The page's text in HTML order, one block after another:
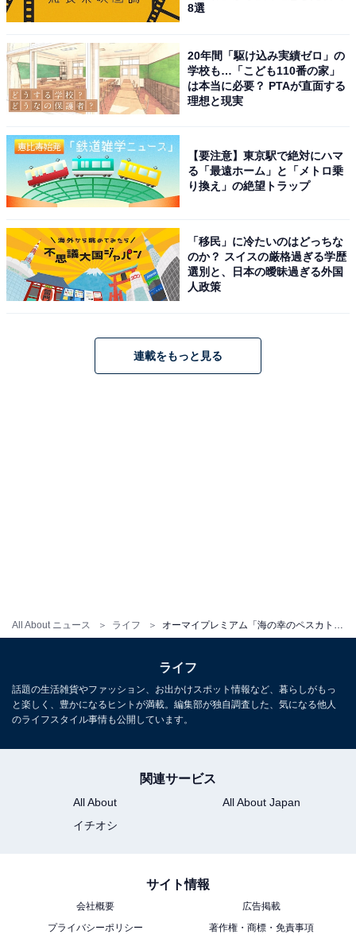
All About ニュース ライフ
松屋「ネギたっぷり旨辛ネギたま牛めし」が今
だけ割引価格に！ とろりとした半熟たまごとソ
ースがたまらない逸品【10月25日のLINEクーポ
ン】
1 2
8選
20年間「駆け込み実績ゼロ」の
学校も…「こども110番の家」
は本当に必要？ PTAが直面する
理想と現実
【要注意】東京駅で絶対にハマ
る「最遠ホーム」と「メトロ乗
り換え」の絶望トラップ
「移民」に冷たいのはどっちな
のか？ スイスの厳格過ぎる学歴
選別と、日本の曖昧過ぎる外国
人政策
連載をもっと見る
ライフ
話題の生活雑貨やファッション、お出かけスポット情報など、暮らしがもっ
と楽しく、豊かになるヒントが満載。編集部が独自調査した、気になる他人
のライフスタイル事情も公開しています。
関連サービス
All About
All About Japan
イチオシ
サイト情報
会社概要
広告掲載
プライバシーポリシー
著作権・商標・免責事項